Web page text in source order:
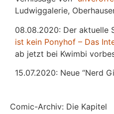
Ludwiggalerie,
08.08.2020: Der aktuelle
ist kein Ponyhof – Das
ab jetzt bei Kwimbi
15.07.2020: Neue “Nerd
Comic-Archiv: Die Kapitel